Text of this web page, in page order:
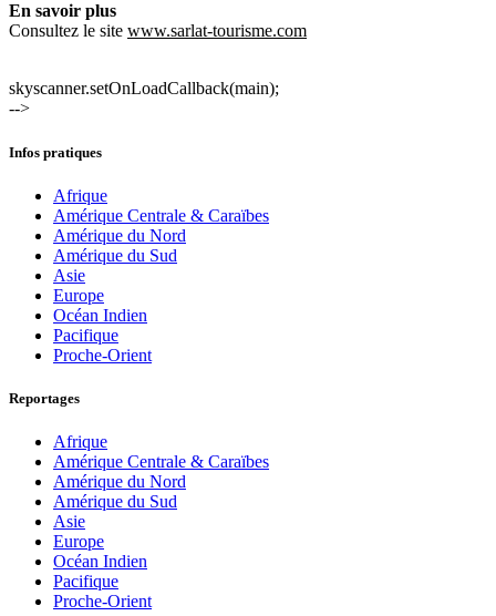
En savoir plus
Consultez le site www.sarlat-tourisme.com
skyscanner.setOnLoadCallback(main);
-->
Infos pratiques
Afrique
Amérique Centrale & Caraïbes
Amérique du Nord
Amérique du Sud
Asie
Europe
Océan Indien
Pacifique
Proche-Orient
Reportages
Afrique
Amérique Centrale & Caraïbes
Amérique du Nord
Amérique du Sud
Asie
Europe
Océan Indien
Pacifique
Proche-Orient